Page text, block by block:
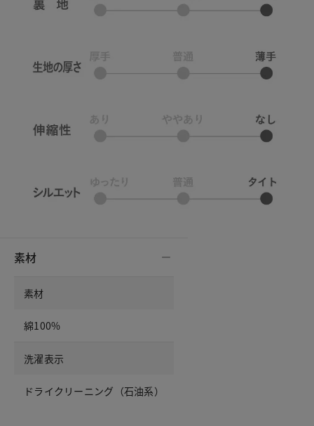
素材
素材
綿100%
洗濯表示
ドライクリーニング（石油系）